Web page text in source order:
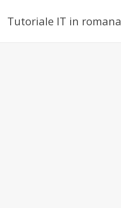
Tutoriale IT in romana